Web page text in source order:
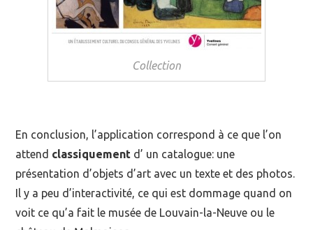
Collection
En conclusion, l’application correspond à ce que l’on
attend classiquement d’ un catalogue: une
présentation d’objets d’art avec un texte et des photos.
Il y a peu d’interactivité, ce qui est dommage quand on
voit ce qu’a fait le musée de Louvain-la-Neuve ou le